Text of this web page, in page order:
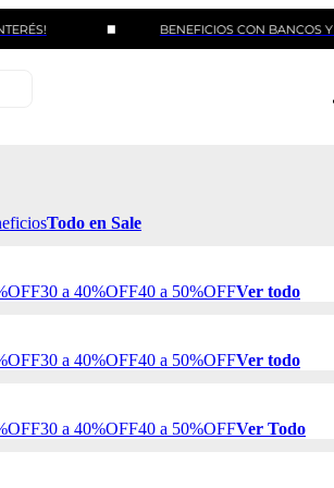
BENEFICIOS CON BANCOS Y TARJETAS
Todo en Sale
30 a 40%OFF40 a 50%OFFVer todo
30 a 40%OFF40 a 50%OFFVer todo
30 a 40%OFF40 a 50%OFFVer Todo